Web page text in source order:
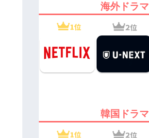
海外ドラマ
韓国ドラマ